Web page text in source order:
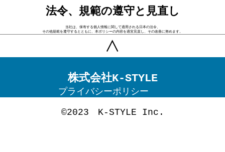
法令、規範の遵守と見直し
当社は、保有する個人情報に関して適用される日本の法令、
その他規範を遵守するとともに、本ポリシーの内容を適宜見直し、その改善に努めます。
株式会社K-STYLE
プライバシーポリシー
©2023 K-STYLE Inc.